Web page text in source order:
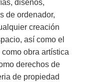
diseños,
de ordenador,
creación
así como el
obra artística
derechos de
de propiedad